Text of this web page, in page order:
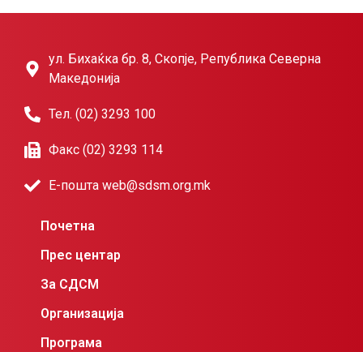
ул. Бихаќка бр. 8, Скопје, Република Северна
Македонија
Тел. (02) 3293 100
Факс (02) 3293 114
Е-пошта web@sdsm.org.mk
Почетна
Прес центар
За СДСМ
Организација
Програма